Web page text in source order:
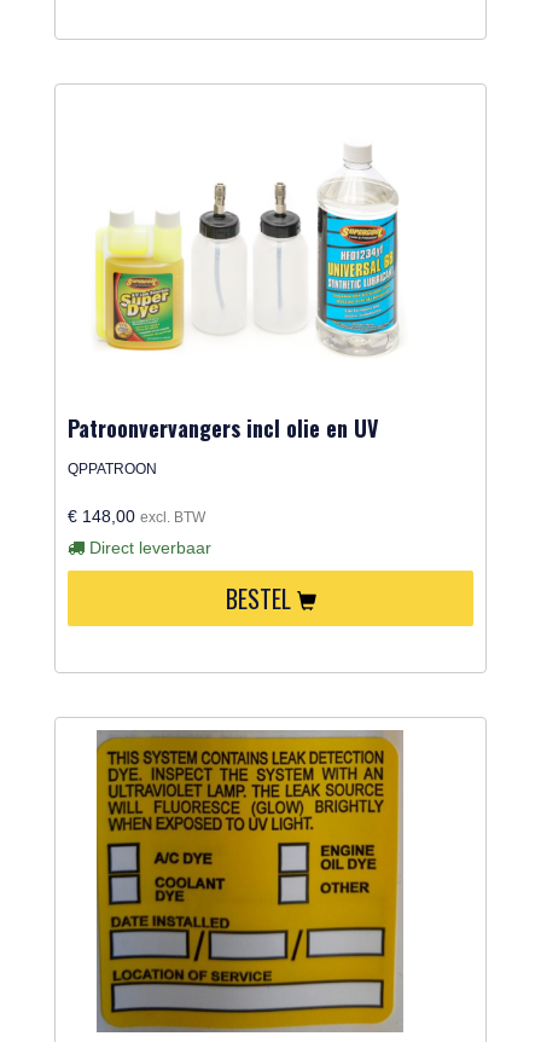
Patroonvervangers incl olie en UV
QPPATROON
€ 148,00 excl. BTW
Direct leverbaar
BESTEL